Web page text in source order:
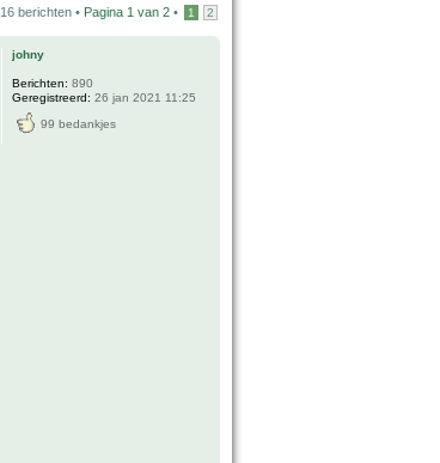
16 berichten • Pagina 1 van 2 • 1 2
johny
Berichten: 890
Geregistreerd: 26 jan 2021 11:25
99 bedankjes